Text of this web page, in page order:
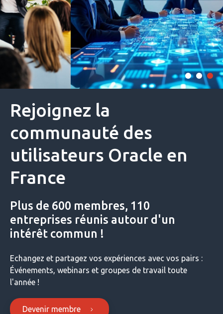
Rejoignez la
communauté des
utilisateurs Oracle en
France
Plus de 600 membres, 110
entreprises réunis autour d'un
intérêt commun !
Echangez et partagez vos expériences avec vos pairs :
Événements, webinars et groupes de travail toute
l'année !
Devenir membre